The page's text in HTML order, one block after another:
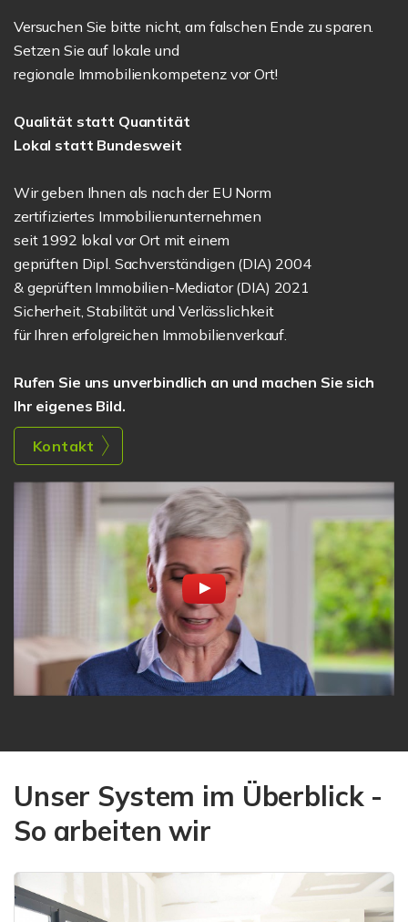
Versuchen Sie bitte nicht, am falschen Ende zu sparen.
Setzen Sie auf lokale und
regionale Immobilienkompetenz vor Ort!
Qualität statt Quantität
Lokal statt Bundesweit
Wir geben Ihnen als nach der EU Norm
zertifiziertes Immobilienunternehmen
seit 1992 lokal vor Ort mit einem
geprüften Dipl. Sachverständigen (DIA) 2004
& geprüften Immobilien-Mediator (DIA) 2021
Sicherheit, Stabilität und Verlässlichkeit
für Ihren erfolgreichen Immobilienverkauf.
Rufen Sie uns unverbindlich an und machen Sie sich
Ihr eigenes Bild.
Kontakt
Unser System im Überblick -
So arbeiten wir